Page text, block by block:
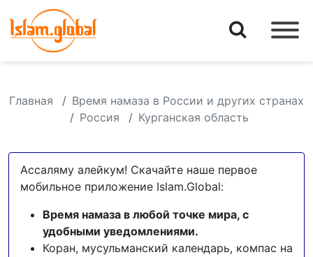
Главная
Время намаза в России и других странах
Россия
Курганская область
Ассаляму алейкум! Скачайте наше первое
мобильное приложение Islam.Global:
Время намаза в любой точке мира, с
удобными уведомлениями.
Коран, мусульманский календарь, компас на